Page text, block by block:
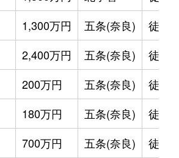
1,300万円 五条(奈良)
徒歩
2,400万円 五条(奈良)
徒歩
200万円 五条(奈良)
徒歩
180万円 五条(奈良)
徒歩
700万円 五条(奈良)
徒歩